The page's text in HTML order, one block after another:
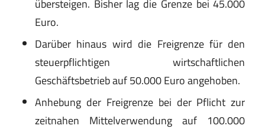
übersteigen. Bisher lag die Grenze bei 45.000
Euro.
Darüber hinaus wird die Freigrenze für den
steuerpflichtigen wirtschaftlichen
Geschäftsbetrieb auf 50.000 Euro angehoben.
Anhebung der Freigrenze bei der Pflicht zur
zeitnahen Mittelverwendung auf 100.000